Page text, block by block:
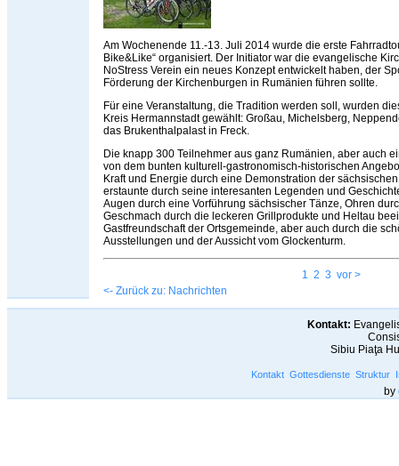
Am Wochenende 11.-13. Juli 2014 wurde die erste
Bike&Like“ organisiert. Der Initiator war die evangelische
NoStress Verein ein neues Konzept entwickelt haben, der
Förderung der Kirchenburgen in Rumänien führen sollte.
Für eine Veranstaltung, die Tradition werden soll, wurden
Kreis Hermannstadt gewählt: Großau, Michelsberg,
das Brukenthalpalast in Freck.
Die knapp 300 Teilnehmer aus ganz Rumänien, aber auch
von dem bunten kulturell-gastronomisch-historischen
Kraft und Energie durch eine Demonstration der
erstaunte durch seine interesanten Legenden und
Augen durch eine Vorführung sächsischer Tänze, Ohren
Geschmach durch die leckeren Grillprodukte und Heltau
Gastfreundschaft der Ortsgemeinde, aber auch durch die
Ausstellungen und der Aussicht vom Glockenturm.
1 2 3 vor >
<- Zurück zu: Nachrichten
Kontakt:
Sibiu Piaţa
Kontakt Gottesdienste Struktur
by